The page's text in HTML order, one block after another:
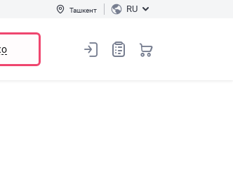
Ташкент RU